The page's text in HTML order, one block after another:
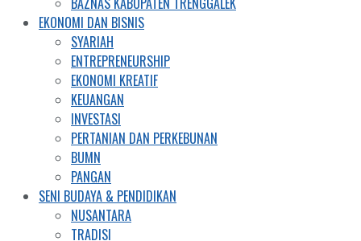
EKONOMI DAN BISNIS
SYARIAH
ENTREPRENEURSHIP
EKONOMI KREATIF
KEUANGAN
INVESTASI
PERTANIAN DAN PERKEBUNAN
BUMN
PANGAN
SENI BUDAYA & PENDIDIKAN
NUSANTARA
TRADISI